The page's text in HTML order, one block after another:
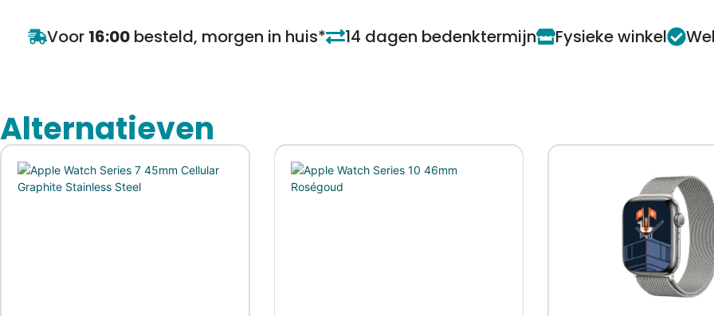
Voor 16:00 besteld, morgen in huis* 14 dagen bedenktermijn Fysieke winkel
Alternatieven